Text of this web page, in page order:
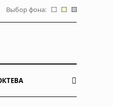
Выбор фона: